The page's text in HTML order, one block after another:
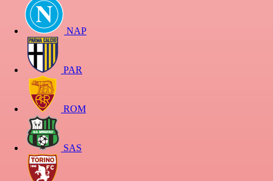
NAP
PAR
ROM
SAS